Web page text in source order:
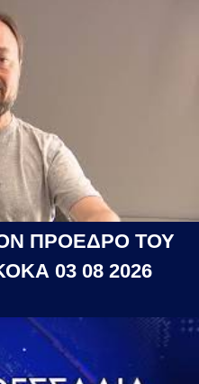
ΠΡΟΕΔΡΟ ΤΟΥ
03 08 2026